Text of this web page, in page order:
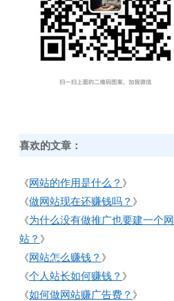
喜欢的文章：
《网站的作用是什么？ 》
《做网站现在还赚钱吗？ 》
《为什么没有做推广也要建一个网
站？ 》
《网站怎么赚钱？ 》
《个人站长如何赚钱？ 》
《如何做网站赚广告费？ 》